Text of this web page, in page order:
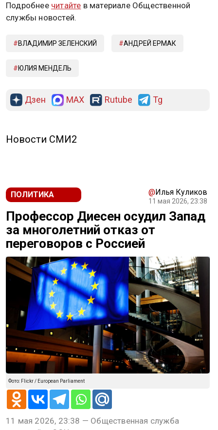
Подробнее читайте в материале Общественной
службы новостей.
ВЛАДИМИР ЗЕЛЕНСКИЙ АНДРЕЙ ЕРМАК
ЮЛИЯ МЕНДЕЛЬ
Дзен MAX Rutube Tg
Новости СМИ2
ПОЛИТИКА @Илья Куликов
11 мая 2026, 23:38
Профессор Диесен осудил Запад
за многолетний отказ от
переговоров с Россией
Фото: Flickr / European Parliament
11 мая 2026, 23:38 — Общественная служба